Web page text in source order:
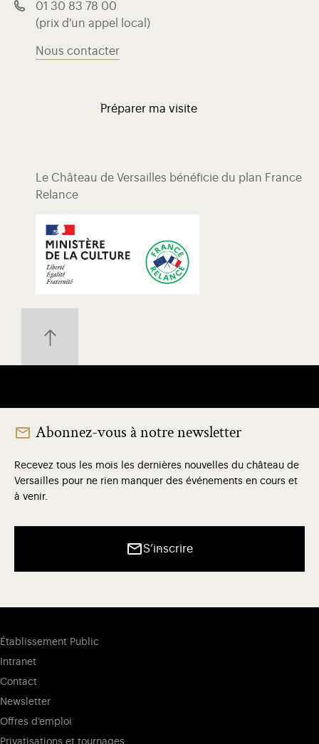
01 30 83 78 00
(prix d'un appel local)
Nous contacter
Préparer ma visite
Le Château de Versailles bénéficie du plan France
Relance
Abonnez-vous à notre newsletter
Recevez tous les mois les dernières nouvelles du château de
Versailles pour ne rien manquer des événements en cours et
à venir.
S’inscrire
Établissement Public
Intranet
Contact
Newsletter
Offres d'emploi